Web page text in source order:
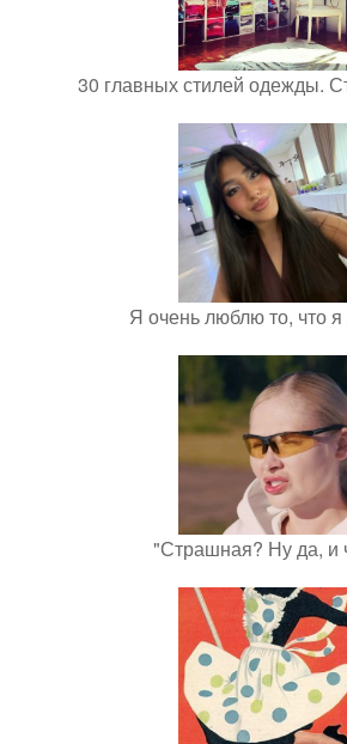
30 главных стилей одежды.
Я очень люблю то, что
"Страшная? Ну да, и